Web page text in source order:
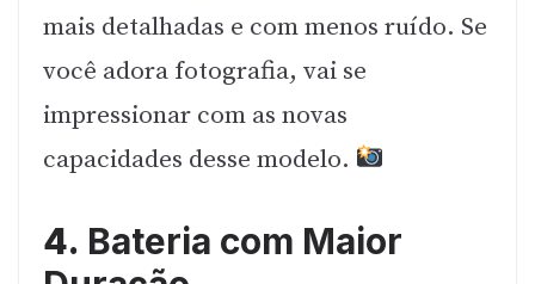
mais detalhadas e com menos ruído. Se
você adora fotografia, vai se
impressionar com as novas
capacidades desse modelo.
4. Bateria com Maior